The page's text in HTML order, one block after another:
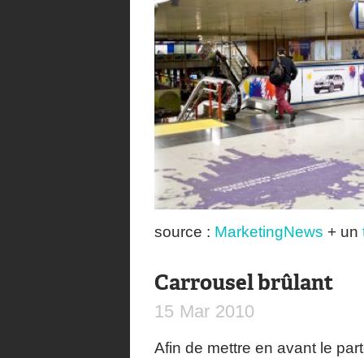
source : MarketingNews + un
Carrousel brûlant
15 Mar 2010
Afin de mettre en avant le